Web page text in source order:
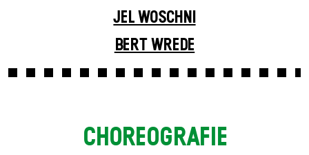
JEL WOSCHNI
BERT WREDE
CHOREO­GRAFIE